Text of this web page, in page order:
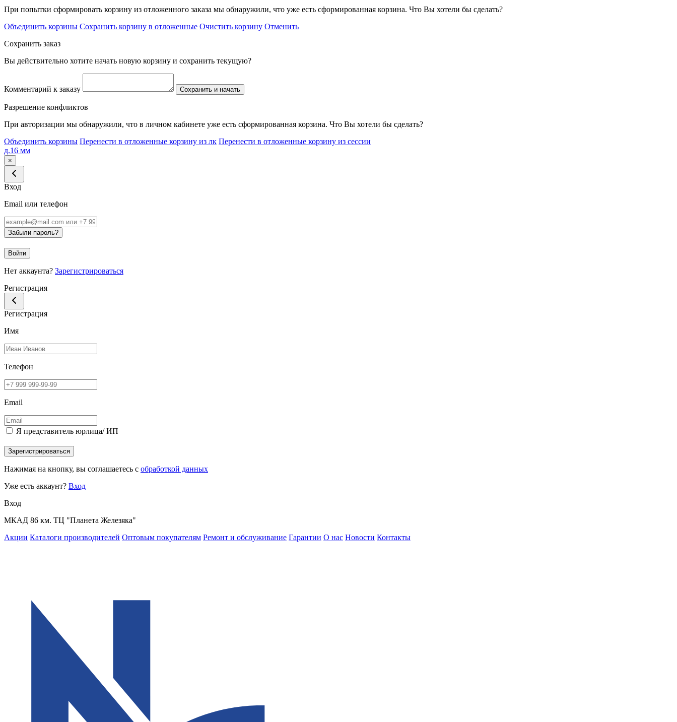
При попытки сформировать корзину из отложенного заказа мы обнаружили, что уже есть сформированная корзина. Что Вы хотели бы сделать?
Объединить корзины Сохранить корзину в отложенные Очистить корзину Отменить
Сохранить заказ
Вы действительно хотите начать новую корзину и сохранить текущую?
Комментарий к заказу Сохранить и начать
Разрешение конфликтов
При авторизации мы обнаружили, что в личном кабинете уже есть сформированная корзина. Что Вы хотели бы сделать?
Объединить корзины Перенести в отложенные корзину из лк Перенести в отложенные корзину из сессии
д.16 мм
×
Вход
Email или телефон
Забыли пароль?
Войти
Нет аккаунта? Зарегистрироваться
Регистрация
Регистрация
Имя
Телефон
Email
Я представитель юрлица/ ИП
Зарегистрироваться
Нажимая на кнопку, вы соглашаетесь с обработкой данных
Уже есть аккаунт? Вход
Вход
МКАД 86 км. ТЦ "Планета Железяка"
Акции Каталоги производителей Оптовым покупателям Ремонт и обслуживание Гарантии О нас Новости Контакты